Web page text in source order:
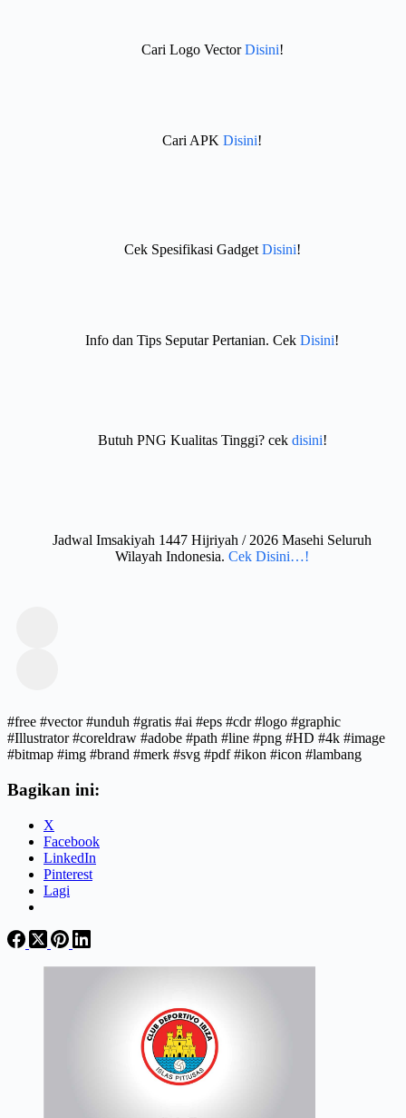
Cari Logo VectorDisini!
Cari APK Disini!
Cek Spesifikasi GadgetDisini!
Info dan Tips Seputar Pertanian. Cek Disini!
Butuh PNG Kualitas Tinggi? cek disini!
Jadwal Imsakiyah 1447 Hijriyah / 2026 Masehi Seluruh
Wilayah Indonesia. Cek Disini…!
#free #vector #unduh #gratis #ai #eps #cdr #logo #graphic
#Illustrator #coreldraw #adobe #path #line #png #HD #4k #image
#bitmap #img #brand #merk #svg #pdf #ikon #icon #lambang
Bagikan ini:
X
Facebook
LinkedIn
Pinterest
Lagi